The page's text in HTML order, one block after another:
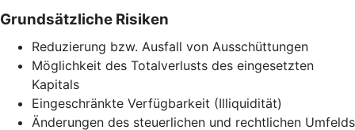
Grundsätzliche Risiken
Reduzierung bzw. Ausfall von Ausschüttungen
Möglichkeit des Totalverlusts des eingesetzten
Kapitals
Eingeschränkte Verfügbarkeit (Illiquidität)
Änderungen des steuerlichen und rechtlichen Umfelds